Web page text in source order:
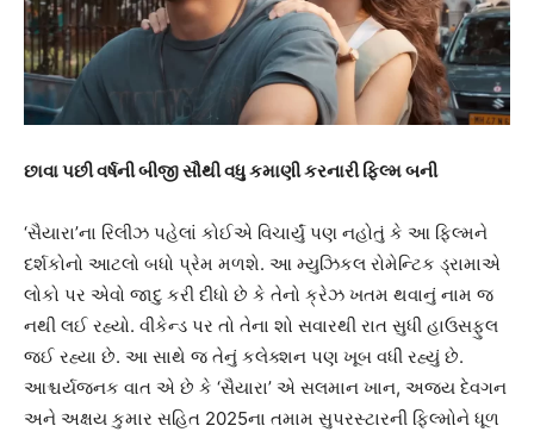
છાવા પછી વર્ષની બીજી સૌથી વધુ કમાણી કરનારી ફિલ્મ બની
‘સૈયારા’ના રિલીઝ પહેલાં કોઈએ વિચાર્યું પણ નહોતું કે આ ફિલ્મને
દર્શકોનો આટલો બધો પ્રેમ મળશે. આ મ્યુઝિકલ રોમેન્ટિક ડ્રામાએ
લોકો પર એવો જાદુ કરી દીધો છે કે તેનો ક્રેઝ ખતમ થવાનું નામ જ
નથી લઈ રહ્યો. વીકેન્ડ પર તો તેના શો સવારથી રાત સુધી હાઉસફુલ
જઈ રહ્યા છે. આ સાથે જ તેનું કલેક્શન પણ ખૂબ વધી રહ્યું છે.
આશ્ચર્યજનક વાત એ છે કે ‘સૈયારા’ એ સલમાન ખાન, અજય દેવગન
અને અક્ષય કુમાર સહિત 2025ના તમામ સુપરસ્ટારની ફિલ્મોને ધૂળ